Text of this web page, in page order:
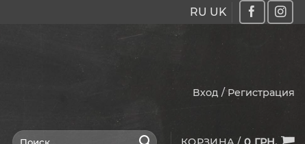
RU UK
Вход / Регистрация
Искать: